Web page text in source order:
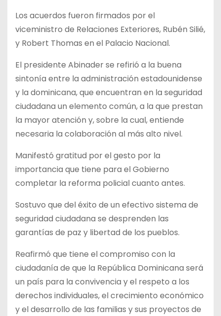
Los acuerdos fueron firmados por el
viceministro de Relaciones Exteriores, Rubén Silié,
y Robert Thomas en el Palacio Nacional.
El presidente Abinader se refirió a la buena
sintonía entre la administración estadounidense
y la dominicana, que encuentran en la seguridad
ciudadana un elemento común, a la que prestan
la mayor atención y, sobre la cual, entiende
necesaria la colaboración al más alto nivel.
Manifestó gratitud por el gesto por la
importancia que tiene para el Gobierno
completar la reforma policial cuanto antes.
Sostuvo que del éxito de un efectivo sistema de
seguridad ciudadana se desprenden las
garantías de paz y libertad de los pueblos.
Reafirmó que tiene el compromiso con la
ciudadanía de que la República Dominicana será
un país para la convivencia y el respeto a los
derechos individuales, el crecimiento económico
y el desarrollo de las familias y sus proyectos de